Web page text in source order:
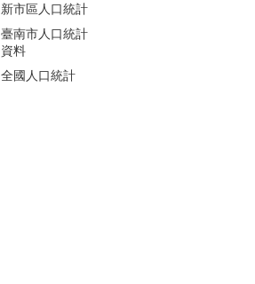
新市區人口統計
臺南市人口統計
資料
全國人口統計